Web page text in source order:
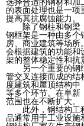
的表面处理也是一
提高其抗腐蚀能力。
除了钢柱和钢梁
钢框架是一种由多个
房、商业建筑等场
会根据建筑的功能和
架的整体稳定性和抗
另一个重要的钢
管交叉连接而成的结
度建筑和屋顶结构
等多个环节。在阜新
范围也在不断扩大。
此外，钢结构工
品通常用于工业设施